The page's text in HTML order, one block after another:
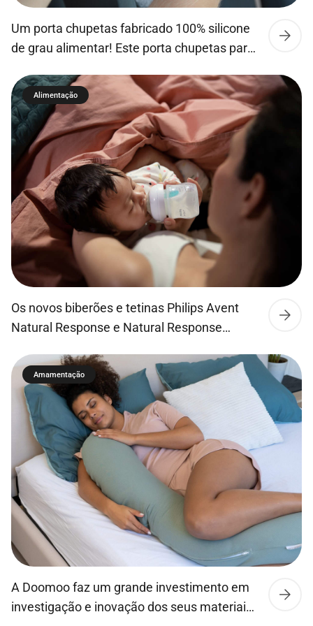
Um porta chupetas fabricado 100% silicone
de grau alimentar! Este porta chupetas para
pode se fixar em carrinhos de passeio ou
malas, sendo portátil e fácil de transportar
devido ao seu tamanho compacto.
Alimentação
Os novos biberões e tetinas Philips Avent
Natural Response e Natural Response
quando o bebé bebe ativamente, para que
este possa beber, engolir e respirar tal como
no peito da mãe. Os bebés conseguem
succionar, engolir e respirar ao seu ritmo
natural, tal como no peito. O que faz com […]
Amamentação
A Doomoo faz um grande investimento em
investigação e inovação dos seus materiais,